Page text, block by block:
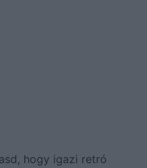
hogy igazi retró